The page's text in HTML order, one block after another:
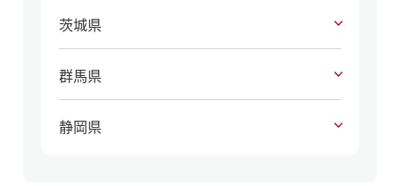
茨城県
群馬県
静岡県